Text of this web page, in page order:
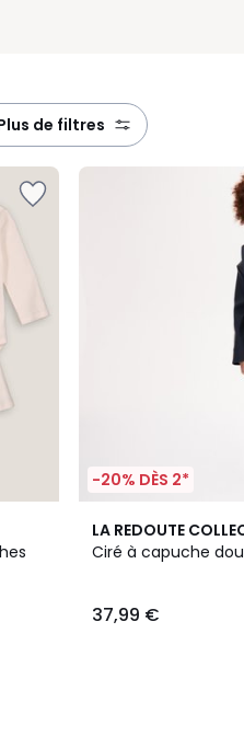
plus de filtres
-20% DÈS 2*
LA REDOUTE
Ciré à capuche
37,99 €
2
Couleurs